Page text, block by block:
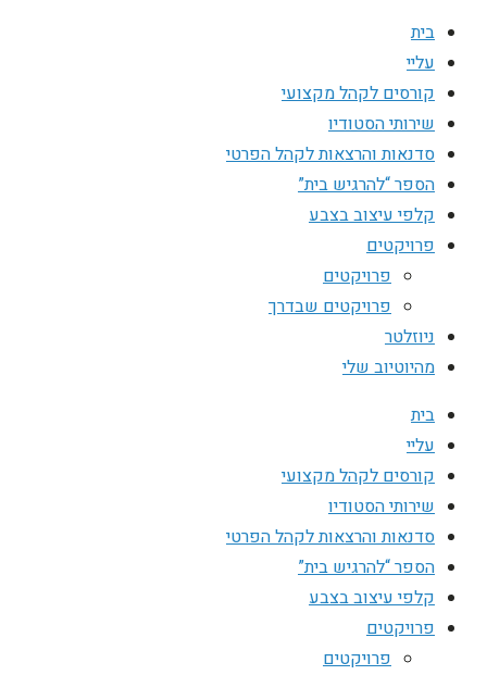
בית
עליי
קורסים לקהל מקצועי
שירותי הסטודיו
סדנאות והרצאות לקהל הפרטי
הספר “להרגיש בית”
קלפי עיצוב בצבע
פרויקטים
פרויקטים
פרויקטים שבדרך
ניוזלטר
מהיוטיוב שלי
בית
עליי
קורסים לקהל מקצועי
שירותי הסטודיו
סדנאות והרצאות לקהל הפרטי
הספר “להרגיש בית”
קלפי עיצוב בצבע
פרויקטים
פרויקטים